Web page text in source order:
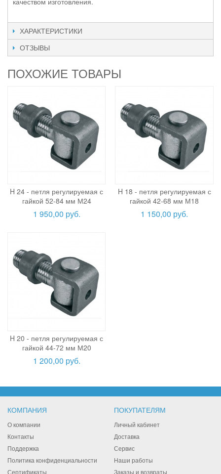
ХАРАКТЕРИСТИКИ
ОТЗЫВЫ
ПОХОЖИЕ ТОВАРЫ
H 24 - петля регулируемая с
гайкой 52-84 мм М24
1 950,00 руб.
H 18 - петля регулируемая с
гайкой 42-68 мм М18
1 150,00 руб.
H 20 - петля регулируемая с
гайкой 44-72 мм М20
1 200,00 руб.
КОМПАНИЯ
О компании
Контакты
Поддержка
Политика конфиденциальности
Сертификаты
ПОКУПАТЕЛЯМ
Личный кабинет
Доставка
Сервис
Наши работы
Заказы и возвраты